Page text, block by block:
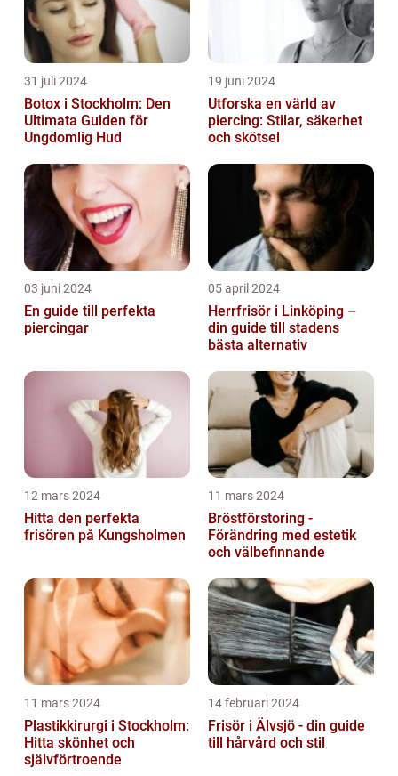
31 juli 2024
Botox i Stockholm: Den
Ultimata Guiden för
Ungdomlig Hud
19 juni 2024
Utforska en värld av
piercing: Stilar, säkerhet
och skötsel
03 juni 2024
En guide till perfekta
piercingar
05 april 2024
Herrfrisör i Linköping –
din guide till stadens
bästa alternativ
12 mars 2024
Hitta den perfekta
frisören på Kungsholmen
11 mars 2024
Bröstförstoring -
Förändring med estetik
och välbefinnande
11 mars 2024
Plastikkirurgi i Stockholm:
Hitta skönhet och
självförtroende
14 februari 2024
Frisör i Älvsjö - din guide
till hårvård och stil